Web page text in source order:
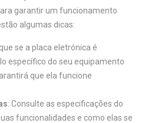
garantir um funcionamento
algumas dicas:
se a placa eletrónica é
específico do seu equipamento
que ela funcione
: Consulte as especificações do
funcionalidades e como elas se